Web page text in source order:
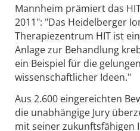
Mannheim prämiert das
2011": "Das Heidelberger
Therapiezentrum HIT ist
Anlage zur Behandlung
ein Beispiel für die
wissenschaftlicher Ideen."
Aus 2.600 eingereichten
die unabhängige Jury
mit seiner zukunftsfähigen